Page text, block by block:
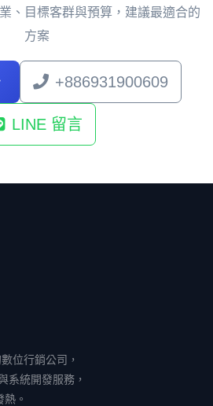
、目標客群與預算，建議最適合的
方案
+886931900609
LINE 留言
位行銷公司，
系統開發服務，
。